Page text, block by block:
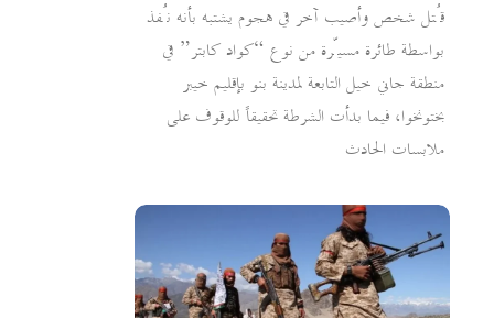
قُتل شخص وأصيب آخر في هجوم يشتبه بأنه نُفذ
بواسطة طائرة مسيّرة من نوع “كواد كابتر” في
منطقة جاني خيل التابعة لمدينة بنو بإقليم خيبر
بختونخوا، فيما بدأت الشرطة تحقيقاً للوقوف على
ملابسات الحادث